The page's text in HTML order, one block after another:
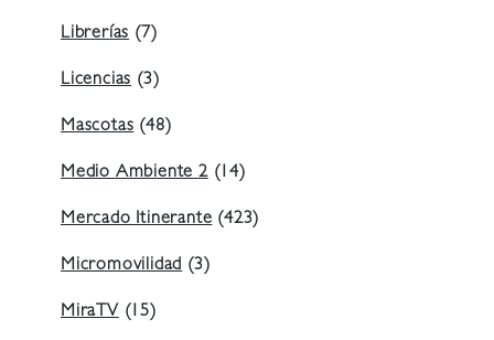
Librerías (7)
Licencias (3)
Mascotas (48)
Medio Ambiente 2(14)
Mercado Itinerante (423)
Micromovilidad (3)
MiraTV (15)